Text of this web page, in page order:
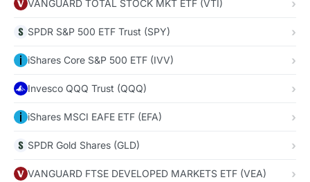
VANGUARD TOTAL STOCK MKT ETF (VTI)
SPDR S&P 500 ETF Trust (SPY)
iShares Core S&P 500 ETF (IVV)
Invesco QQQ Trust (QQQ)
iShares MSCI EAFE ETF (EFA)
SPDR Gold Shares (GLD)
VANGUARD FTSE DEVELOPED MARKETS ETF (VEA)